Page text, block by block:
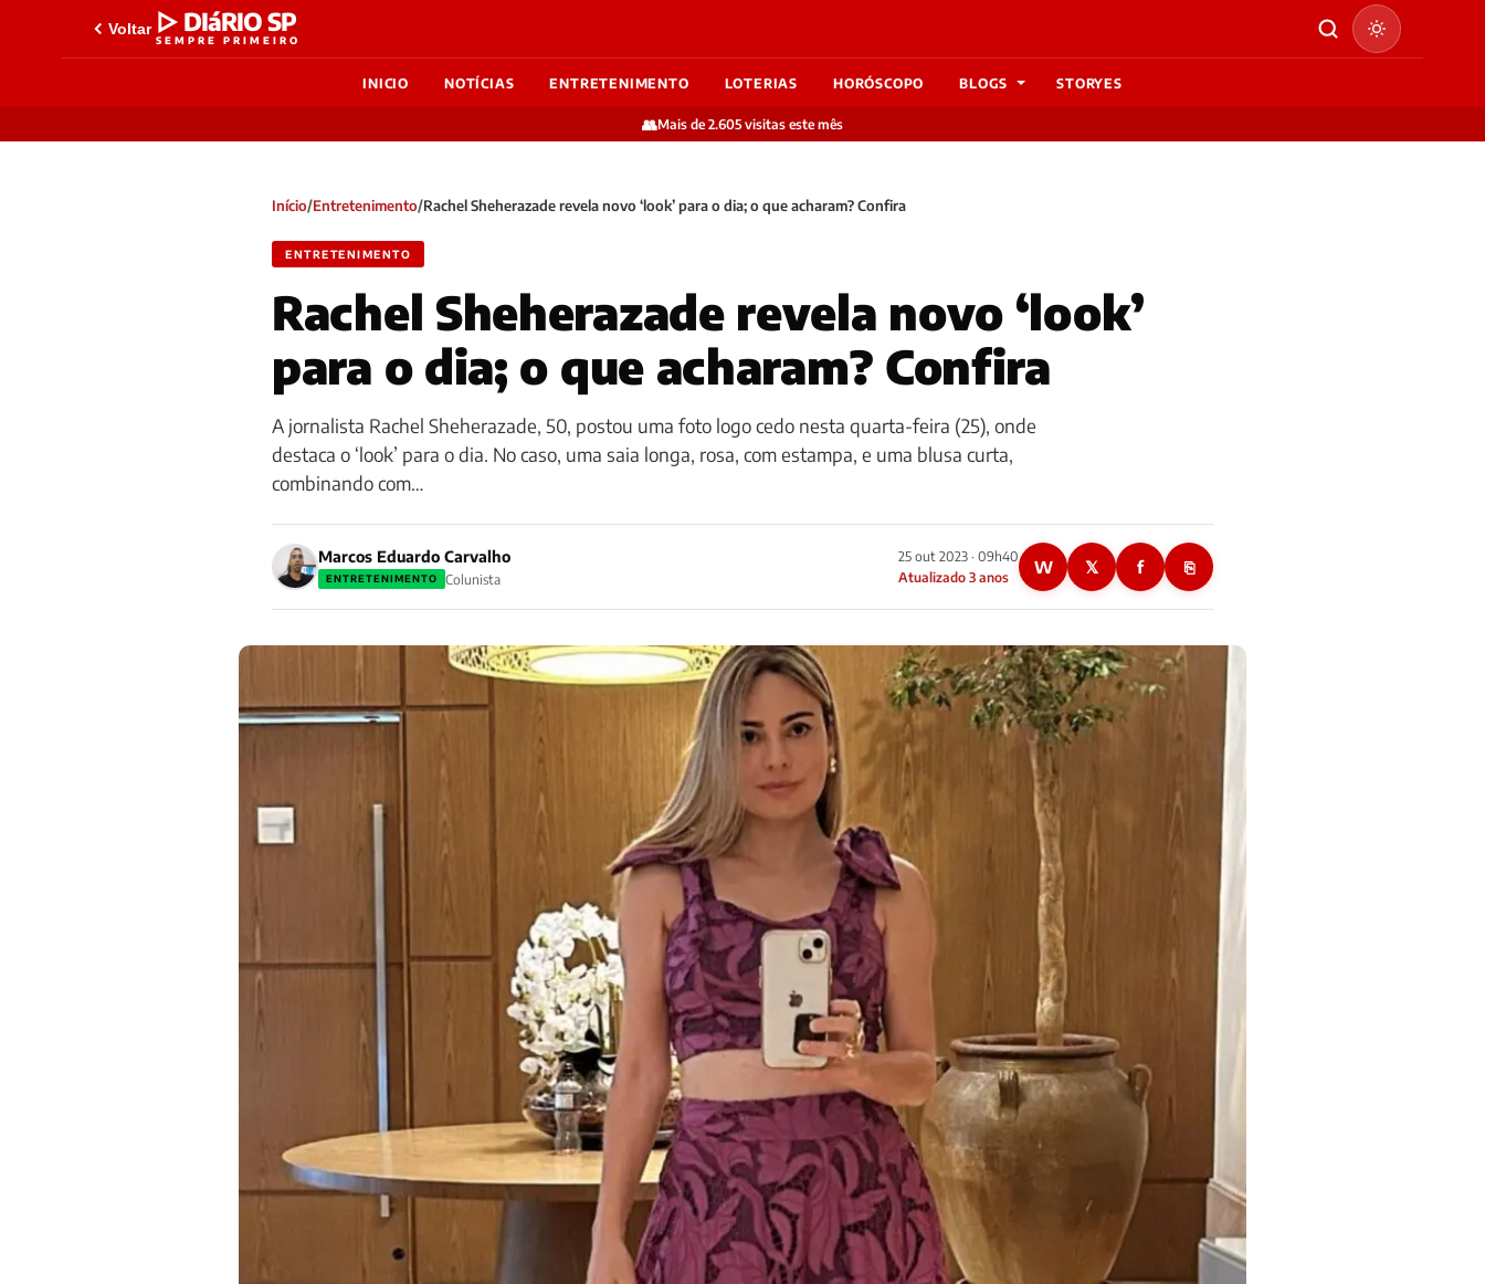
Voltar ▷ DIáRIO SP
SEMPRE PRIMEIRO
INICIO NOTÍCIAS ENTRETENIMENTO LOTERIAS HORÓSCOPO BLOGS STORYES
👥Mais de 2.605 visitas este mês
Início/Entretenimento/Rachel Sheherazade revela novo ‘look’ para o dia; o que acharam? Confira
ENTRETENIMENTO
Rachel Sheherazade revela novo ‘look’
para o dia; o que acharam? Confira
A jornalista Rachel Sheherazade, 50, postou uma foto logo cedo nesta quarta-feira (25), onde
destaca o ‘look’ para o dia. No caso, uma saia longa, rosa, com estampa, e uma blusa curta,
combinando com…
Marcos Eduardo Carvalho
ENTRETENIMENTO Colunista
25 out 2023 · 09h40
Atualizado 3 anos
W 𝕏 f ⎘